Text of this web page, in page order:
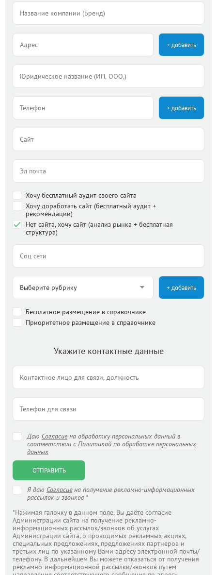
+ добавить
+ добавить
Хочу бесплатный аудит своего сайта
Хочу доработать сайт (бесплатный аудит +
рекомендации)
Нет сайта, хочу сайт (анализ рынка + бесплатная
структура)
+ добавить
Бесплатное размещение в справочнике
Приоритетное размещение в справочнике
Укажите контактные данные
Даю Согласиена обработку персональных данный в
соответствии с Политикой по обработке персональных
данных
ОТПРАВИТЬ
Я даю Согласиена получение рекламно-информационных
рассылок и звонков *
*Нажимая галочку в данном поле, Вы даёте согласие
Администрации сайта на получение рекламно-
информационных рассылок/звонков об услугах
Администрации сайта, о проводимых рекламных акциях,
специальных предложениях, предложениях партнеров и
третьих лиц по указанному Вами адресу электронной почты/
телефону. В дальнейшем Вы можете отказаться от получения
рекламно-информационной рассылки/звонков путем